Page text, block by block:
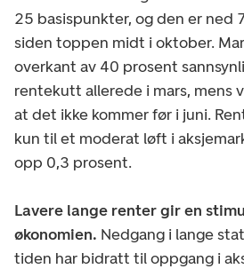
25 basispunkter, og den er ned
siden toppen midt i oktober.
overkant av 40 prosent
rentekutt allerede i mars, mens
at det ikke kommer før i juni.
kun til et moderat løft i
opp 0,3 prosent.
Lavere lange renter gir en
økonomien. Nedgang i lange
tiden har bidratt til oppgang i